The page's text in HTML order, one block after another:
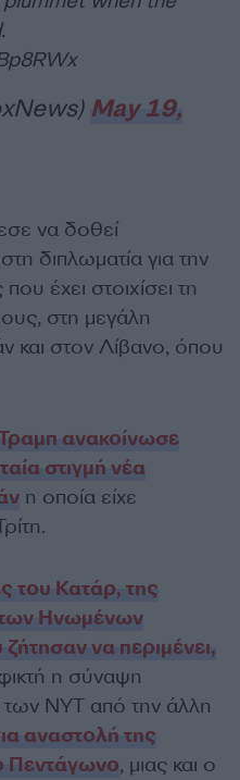
May 19,
να δοθεί
διπλωματία για την
έχει στοιχίσει τη
στη μεγάλη
και στον Λίβανο, όπου
ανακοίνωσε
στιγμή νέα
η οποία είχε
του Κατάρ, της
των Ηνωμένων
να περιμένει,
η σύναψη
NYT από την άλλη
αναστολή της
Πεντάγωνο, μιας και ο